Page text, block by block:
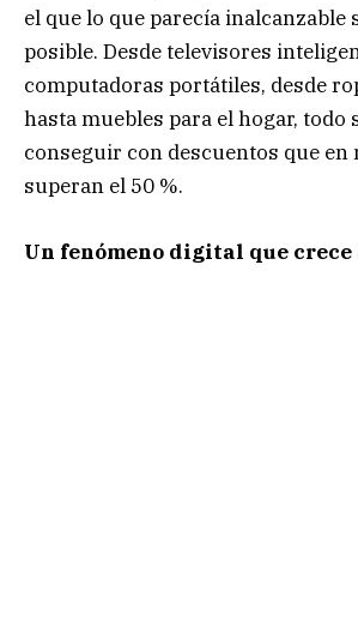
el que lo que parecía inalcanzable
posible. Desde televisores
computadoras portátiles, desde
hasta muebles para el hogar, todo
conseguir con descuentos que en
superan el 50 %.
Un fenómeno digital que crece